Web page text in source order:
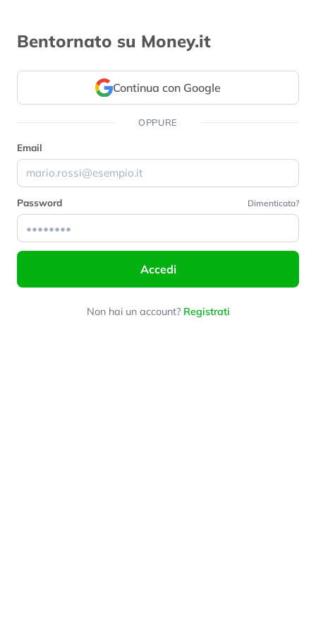
Bentornato su Money.it
Continua con Google
OPPURE
Email
Password Dimenticata?
Accedi
Non hai un account? Registrati